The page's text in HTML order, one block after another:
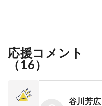
応援コメント
（16）
谷川芳広